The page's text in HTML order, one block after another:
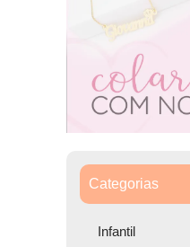
Categorias
Infantil